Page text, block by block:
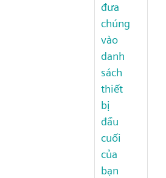
đưa
chúng
vào
danh
sách
thiết
bị
đầu
cuối
của
bạn